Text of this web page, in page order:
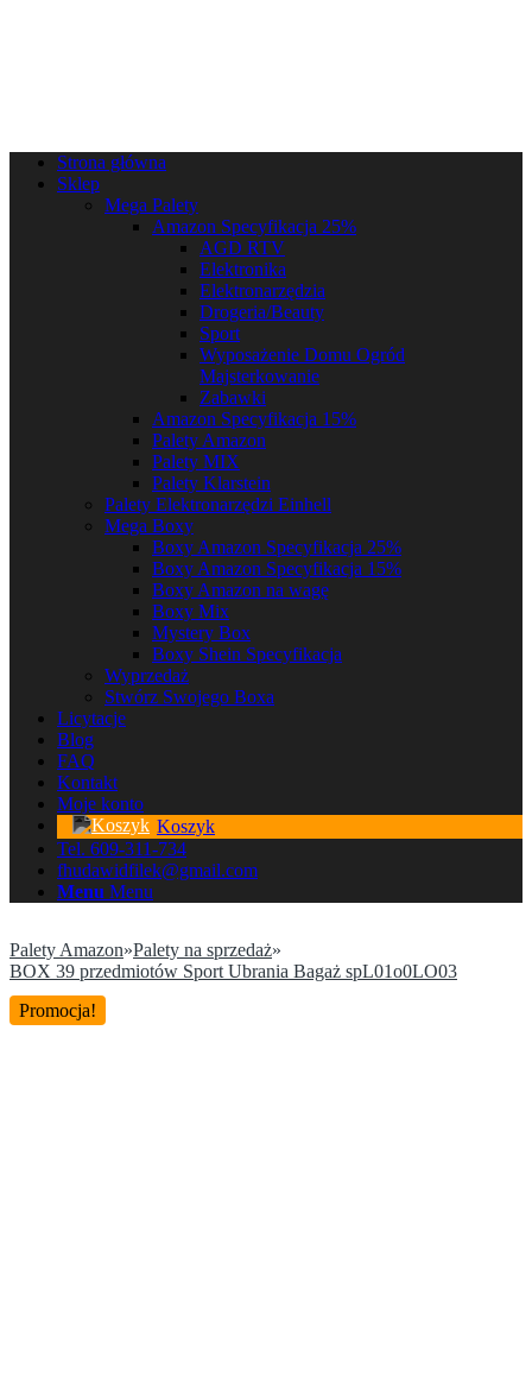
Strona główna
Sklep
Mega Palety
Amazon Specyfikacja 25%
AGD RTV
Elektronika
Elektronarzędzia
Drogeria/Beauty
Sport
Wyposażenie Domu Ogród
Majsterkowanie
Zabawki
Amazon Specyfikacja 15%
Palety Amazon
Palety MIX
Palety Klarstein
Palety Elektronarzędzi Einhell
Mega Boxy
Boxy Amazon Specyfikacja 25%
Boxy Amazon Specyfikacja 15%
Boxy Amazon na wagę
Boxy Mix
Mystery Box
Boxy Shein Specyfikacja
Wyprzedaż
Stwórz Swojego Boxa
Licytacje
Blog
FAQ
Kontakt
Moje konto
Koszyk
Tel. 609-311-734
fhudawidfilek@gmail.com
Menu Menu
Palety Amazon»Palety na sprzedaż»
BOX 39 przedmiotów Sport Ubrania Bagaż spL01o0LO03
Promocja!